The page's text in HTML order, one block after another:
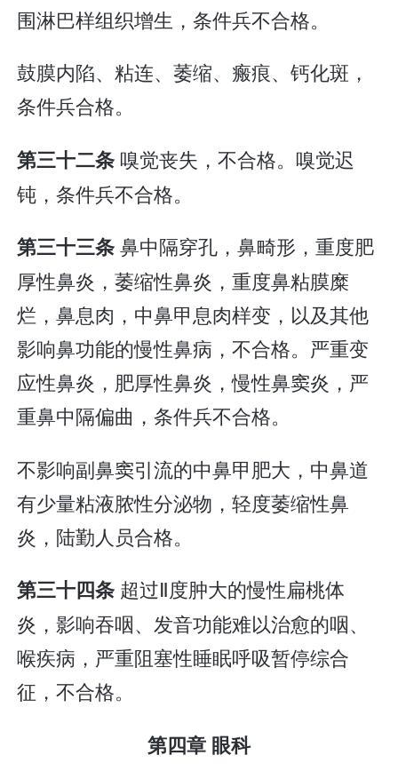
围淋巴样组织增生，条件兵不合格。
鼓膜内陷、粘连、萎缩、瘢痕、钙化斑，
条件兵合格。
第三十二条 嗅觉丧失，不合格。嗅觉迟
钝，条件兵不合格。
第三十三条鼻中隔穿孔，鼻畸形，重度肥
厚性鼻炎，萎缩性鼻炎，重度鼻粘膜糜
烂，鼻息肉，中鼻甲息肉样变，以及其他
影响鼻功能的慢性鼻病，不合格。严重变
应性鼻炎，肥厚性鼻炎，慢性鼻窦炎，严
重鼻中隔偏曲，条件兵不合格。
不影响副鼻窦引流的中鼻甲肥大，中鼻道
有少量粘液脓性分泌物，轻度萎缩性鼻
炎，陆勤人员合格。
第三十四条 超过Ⅱ度肿大的慢性扁桃体
炎，影响吞咽、发音功能难以治愈的咽、
喉疾病，严重阻塞性睡眠呼吸暂停综合
征，不合格。
第四章 眼科